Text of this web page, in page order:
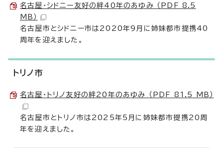
名古屋・シドニー友好の絆40年のあゆみ （PDF 8.5
MB）
名古屋市とシドニー市は2020年9月に姉妹都市提携40
周年を迎えました。
トリノ市
名古屋・トリノ友好の絆20年のあゆみ （PDF 81.5 MB）
名古屋市とトリノ市は2025年5月に姉妹都市提携20周
年を迎えました。